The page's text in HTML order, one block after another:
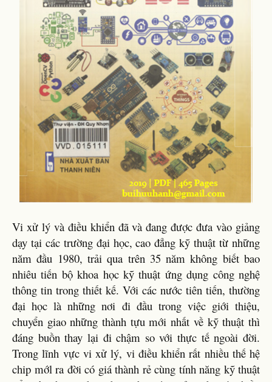
Vi xử lý và điều khiển đã và đang được đưa vào giảng
dạy tại các trường đại học, cao đẳng kỹ thuật từ những
năm đầu 1980, trải qua trên 35 năm không biết bao
nhiêu tiến bộ khoa học kỹ thuật ứng dụng công nghệ
thông tin trong thiết kế. Với các nước tiên tiến, thường
đại học là những nơi đi đầu trong việc giới thiệu,
chuyển giao những thành tựu mới nhất về kỹ thuật thì
đáng buồn thay lại đi chậm so với thực tế ngoài đời.
Trong lĩnh vực vi xử lý, vi điều khiển rất nhiều thế hệ
chip mớl ra đời có giá thành rẻ cùng tính năng kỹ thuật